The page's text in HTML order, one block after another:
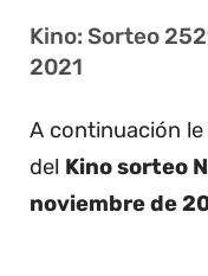
Kino: Sorteo
2021
A continuación
del Kino sorteo
noviembre de